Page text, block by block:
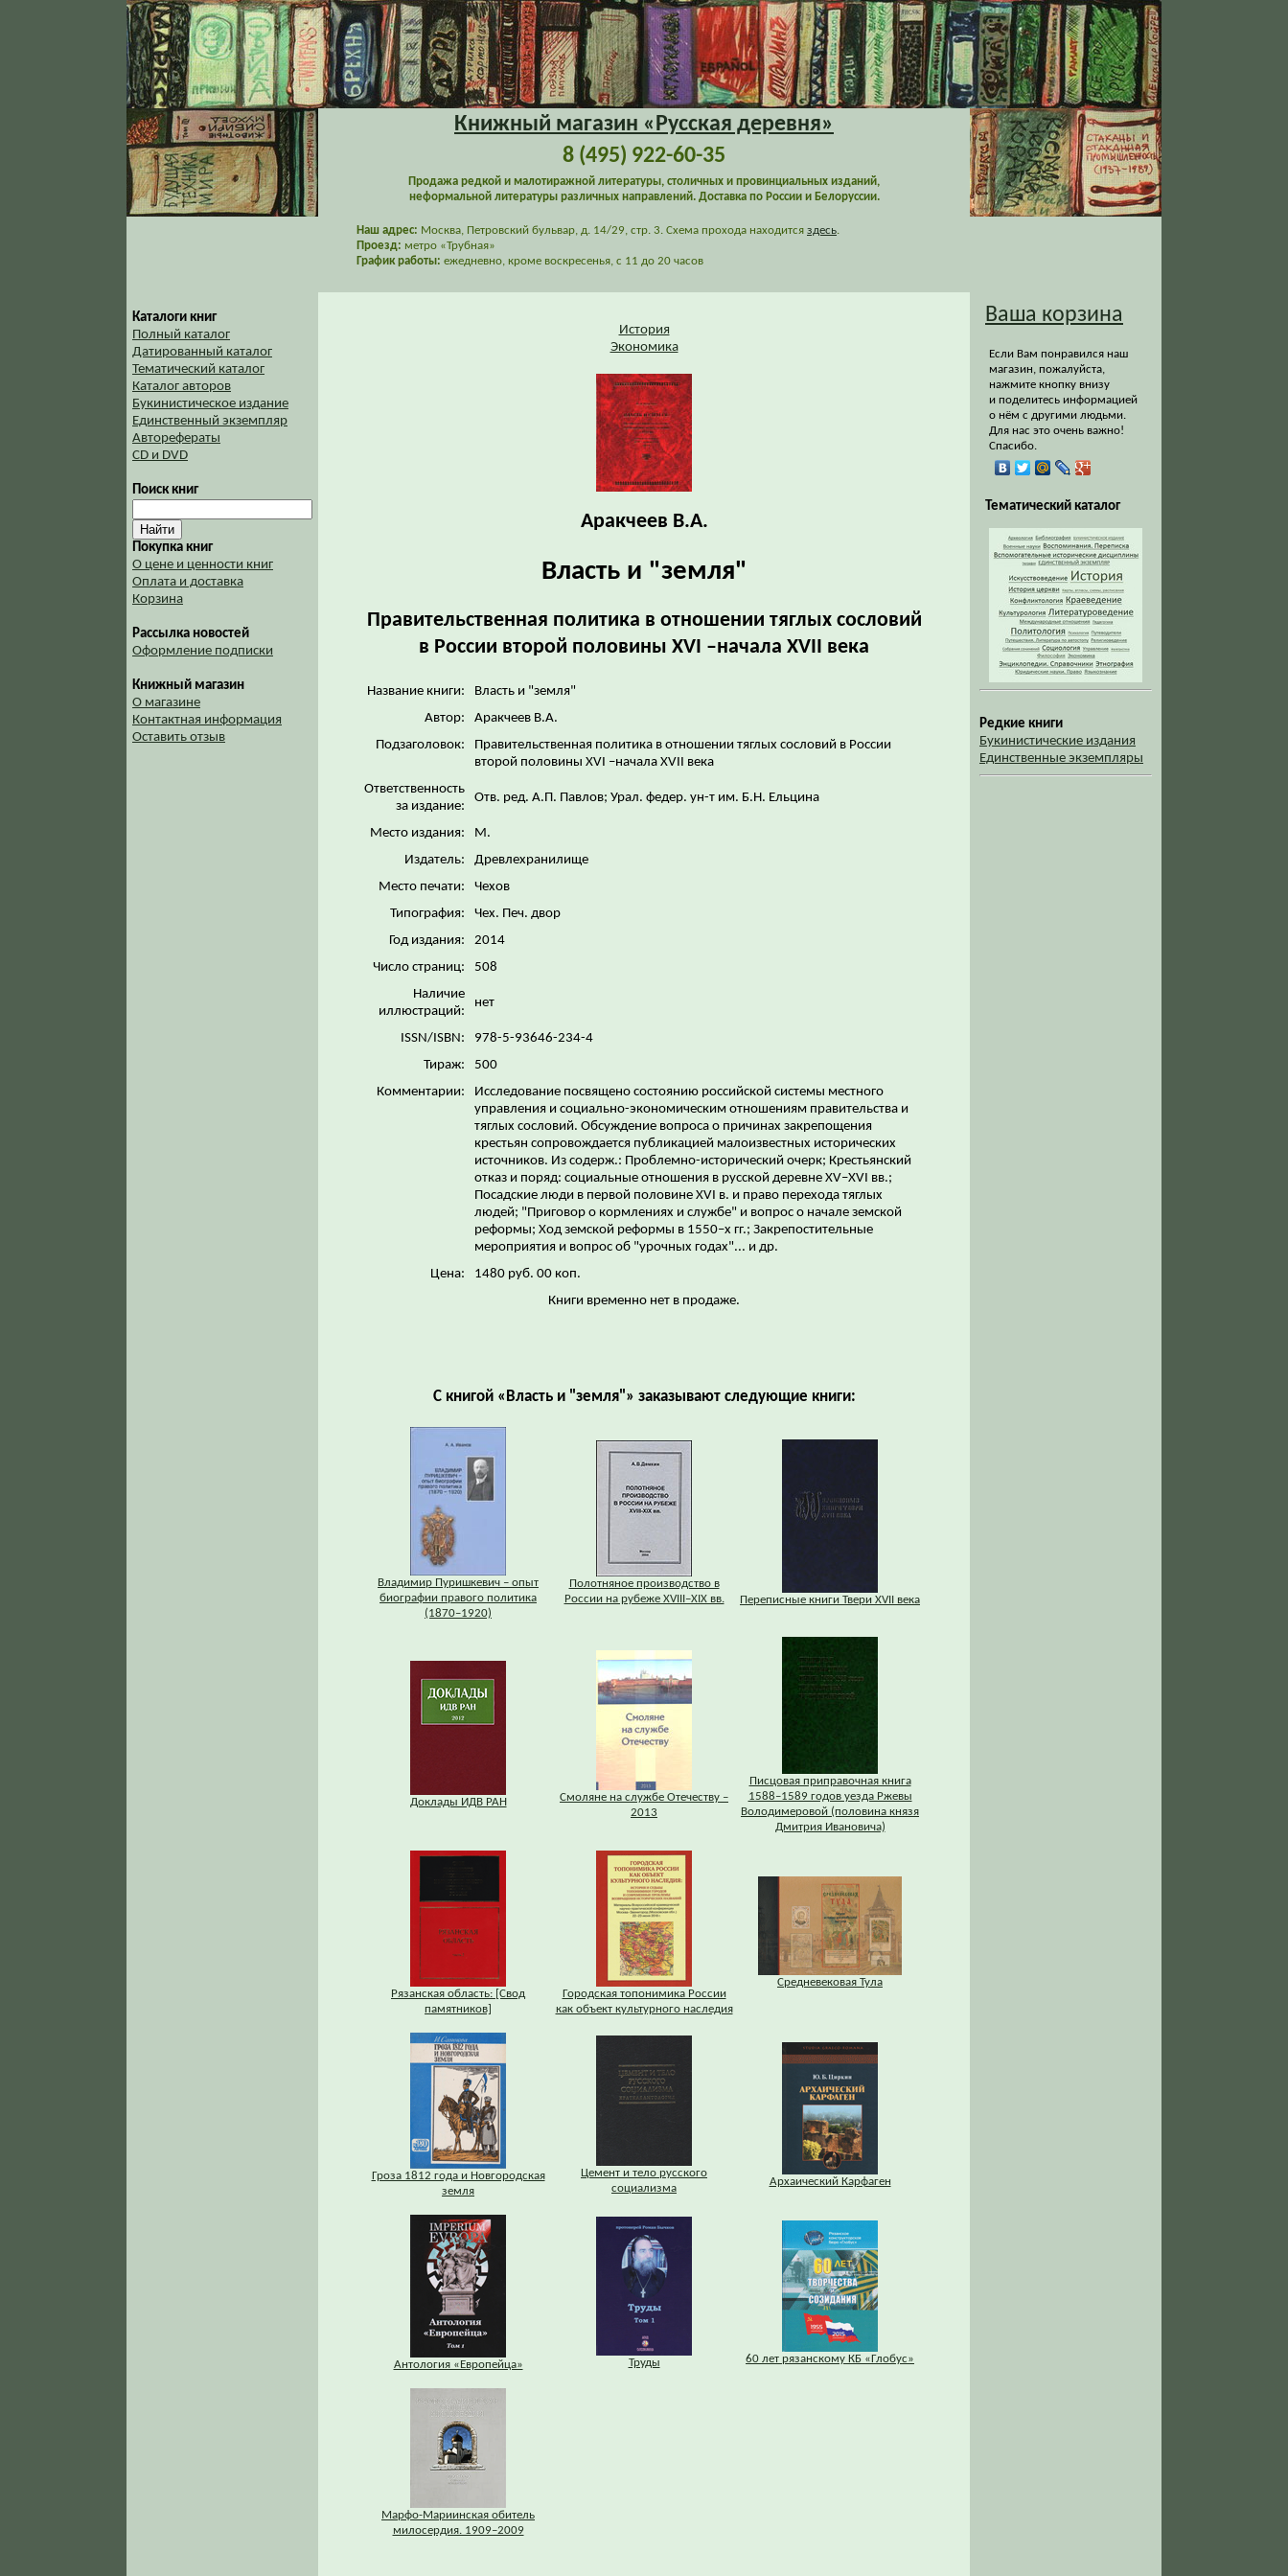
Книжный магазин «Русская деревня»
8 (495) 922-60-35
Продажа редкой и малотиражной литературы, столичных и провинциальных изданий,
неформальной литературы различных направлений. Доставка по России и Белоруссии.
Наш адрес: Москва, Петровский бульвар, д. 14/29, стр. 3. Схема прохода находится здесь.
Проезд: метро «Трубная»
График работы: ежедневно, кроме воскресенья, с 11 до 20 часов
Каталоги книг
Полный каталог
Датированный каталог
Тематический каталог
Каталог авторов
Букинистическое издание
Единственный экземпляр
Авторефераты
CD и DVD
Поиск книг
Покупка книг
О цене и ценности книг
Оплата и доставка
Корзина
Рассылка новостей
Оформление подписки
Книжный магазин
О магазине
Контактная информация
Оставить отзыв
История
Экономика
Аракчеев В.А.
Власть и "земля"
Правительственная политика в отношении тяглых сословий
в России второй половины XVI –начала XVII века
Название книги:
Власть и "земля"
Автор:
Аракчеев В.А.
Подзаголовок:
Правительственная политика в отношении тяглых сословий в России
второй половины XVI –начала XVII века
Ответственность
за издание:
Отв. ред. А.П. Павлов; Урал. федер. ун-т им. Б.Н. Ельцина
Место издания:
М.
Издатель:
Древлехранилище
Место печати:
Чехов
Типография:
Чех. Печ. двор
Год издания:
2014
Число страниц:
508
Наличие
иллюстраций:
нет
ISSN/ISBN:
978-5-93646-234-4
Тираж:
500
Комментарии:
Исследование посвящено состоянию российской системы местного
управления и социально-экономическим отношениям правительства и
тяглых сословий. Обсуждение вопроса о причинах закрепощения
крестьян сопровождается публикацией малоизвестных исторических
источников. Из содерж.: Проблемно-исторический очерк; Крестьянский
отказ и поряд: социальные отношения в русской деревне XV–XVI вв.;
Посадские люди в первой половине XVI в. и право перехода тяглых
людей; "Приговор о кормлениях и службе" и вопрос о начале земской
реформы; Ход земской реформы в 1550–х гг.; Закрепостительные
мероприятия и вопрос об "урочных годах"... и др.
Цена:
1480 руб. 00 коп.
Книги временно нет в продаже.
С книгой «Власть и "земля"» заказывают следующие книги:
Владимир Пуришкевич – опыт
биографии правого политика
(1870–1920)
Полотняное производство в
России на рубеже XVIII–XIX вв.
Переписные книги Твери XVII века
Доклады ИДВ РАН
Смоляне на службе Отечеству –
2013
Писцовая приправочная книга
1588–1589 годов уезда Ржевы
Володимеровой (половина князя
Дмитрия Ивановича)
Рязанская область: [Свод
памятников]
Городская топонимика России
как объект культурного наследия
Средневековая Тула
Гроза 1812 года и Новгородская
земля
Цемент и тело русского
социализма
Архаический Карфаген
Антология «Европейца» Труды 60 лет рязанскому КБ «Глобус»
Марфо-Мариинская обитель
милосердия. 1909–2009
Ваша корзина
Если Вам понравился наш
магазин, пожалуйста,
нажмите кнопку внизу
и поделитесь информацией
о нём с другими людьми.
Для нас это очень важно!
Спасибо.
Тематический каталог
Редкие книги
Букинистические издания
Единственные экземпляры